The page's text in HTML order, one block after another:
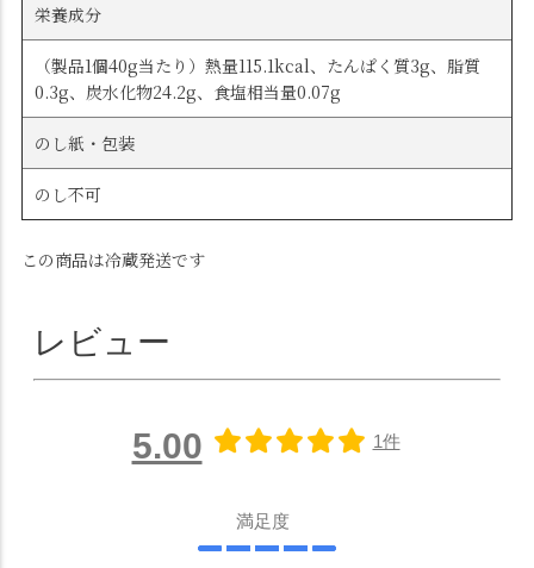
栄養成分
（製品1個40g当たり）熱量115.1kcal、たんぱく質3g、脂質
0.3g、炭水化物24.2g、食塩相当量0.07g
のし紙・包装
のし不可
この商品は冷蔵発送です
レビュー
5.00 1件
満足度